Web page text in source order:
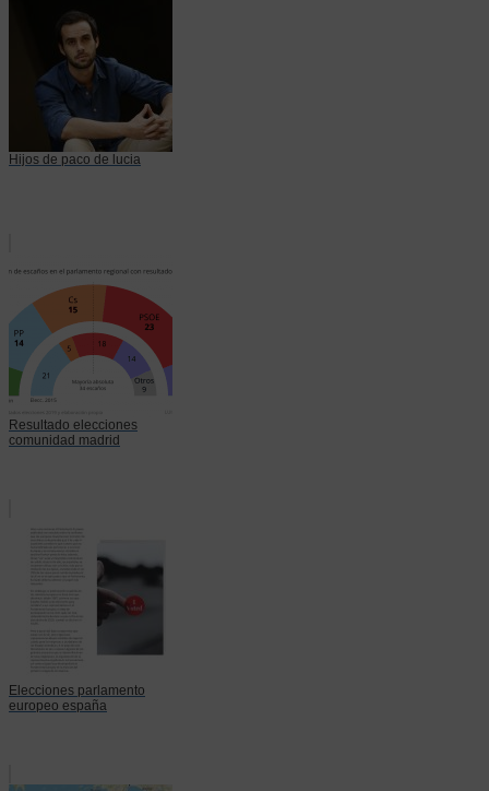
Hijos de paco de lucia
Resultado elecciones
comunidad madrid
Elecciones parlamento
europeo españa